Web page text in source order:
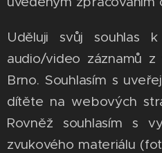
Uděluji svůj souhlas
audio/video záznamů z
Brno. Souhlasím s
dítěte na webových
Rovněž souhlasím s
zvukového materiálu